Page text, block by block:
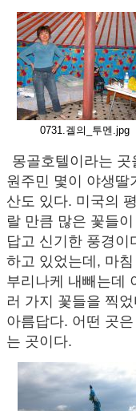
0731.겔의_투멘.jpg
몽골호텔이라는
원주민 몇이 야생딸
산도 있다. 미국의
랄 만큼 많은 꽃들
답고 신기한 풍경
하고 있었는데, 마
부리나케 내빼는데
러 가지 꽃들을 찍
아름답다. 어떤 곳
는 곳이다.